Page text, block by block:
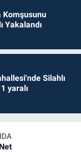
Komşusunu
Yakalandı
Silahlı
yaralı